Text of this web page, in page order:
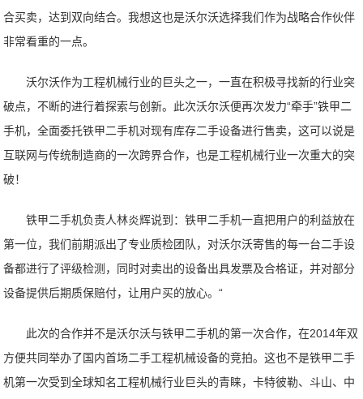
合买卖，达到双向结合。我想这也是沃尔沃选择我们作为战略合作伙伴
非常看重的一点。
沃尔沃作为工程机械行业的巨头之一，一直在积极寻找新的行业突
破点，不断的进行着探索与创新。此次沃尔沃便再次发力“牵手”铁甲二
手机，全面委托铁甲二手机对现有库存二手设备进行售卖，这可以说是
互联网与传统制造商的一次跨界合作，也是工程机械行业一次重大的突
破！
铁甲二手机负责人林炎辉说到：铁甲二手机一直把用户的利益放在
第一位，我们前期派出了专业质检团队，对沃尔沃寄售的每一台二手设
备都进行了评级检测，同时对卖出的设备出具发票及合格证，并对部分
设备提供后期质保赔付，让用户买的放心。“
此次的合作并不是沃尔沃与铁甲二手机的第一次合作，在2014年双
方便共同举办了国内首场二手工程机械设备的竞拍。这也不是铁甲二手
机第一次受到全球知名工程机械行业巨头的青睐，卡特彼勒、斗山、中